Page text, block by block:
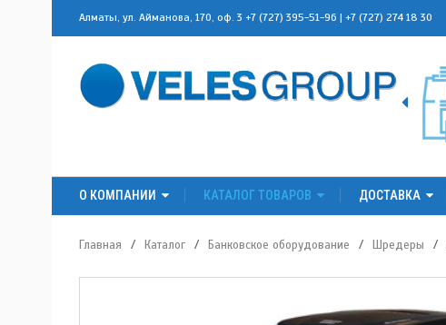
Алматы, ул. Айманова, 170, оф. 3 +7 (727) 395-51-96 | +7 (727) 274 18 30
О КОМПАНИИ КАТАЛОГ ТОВАРОВ ДОСТАВКА
Главная / Каталог / Банковское оборудование / Шредеры /